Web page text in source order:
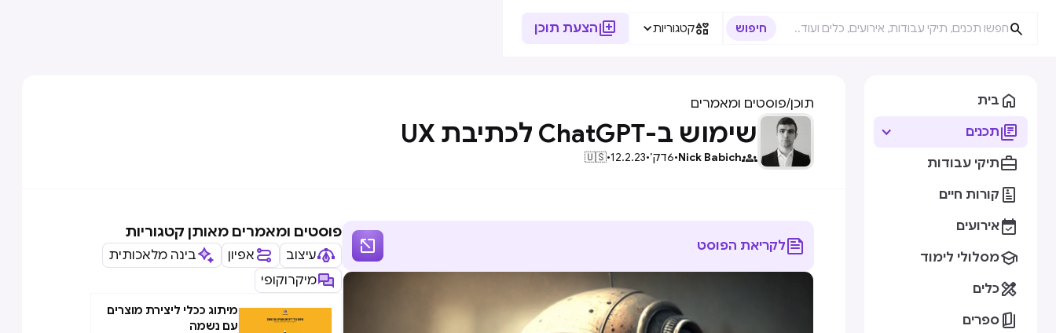

קטגוריות הצעת תוכן
 בית
תכנים
תיקי עבודות
 קורות חיים
אירועים
מסלולי לימוד
כלים
 ספרים
תוכן/פוסטים ומאמרים
שימוש ב-ChatGPT לכתיבת UX

Nick Babich
•
6דק׳•
12.2.23
•
🇺🇸
לקריאת הפוסט 
פוסטים ומאמרים מאותן קטגוריות
עיצוב אפיון
בינה מלאכותית
מיקרוקופי
מיתוג ככלי ליצירת מוצרים
עם נשמה